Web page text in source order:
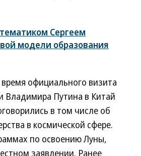
Сергеем
модели образования
официального визита
Владимира Путина в Китай
в том числе об
в космической сфере.
по освоению Луны,
заявлении. Ранее